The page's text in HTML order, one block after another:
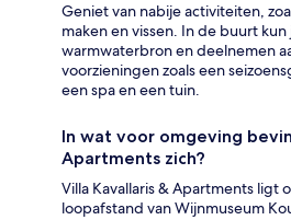
Geniet van nabije activiteiten,
maken en vissen. In de buurt
warmwaterbron en deelnemen
voorzieningen zoals een
een spa en een tuin.
In wat voor omgeving
Apartments zich?
Villa Kavallaris & Apartments ligt
loopafstand van Wijnmuseum